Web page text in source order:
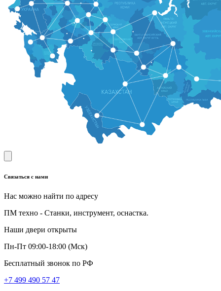
Связаться с нами
Нас можно найти по адресу
ПМ техно - Станки, инструмент, оснастка.
Наши двери открыты
Пн-Пт 09:00-18:00 (Мск)
Бесплатный звонок по РФ
+7 499 490 57 47